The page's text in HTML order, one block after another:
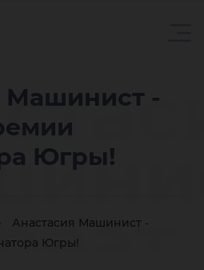
Машинист -
Югры!
Анастасия Машинист -
Югры!